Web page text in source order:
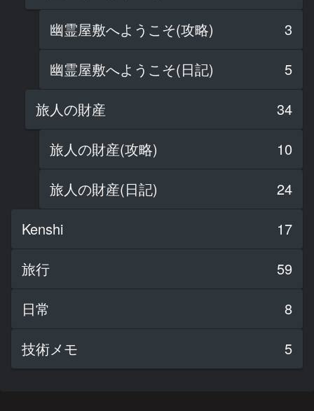
幽霊屋敷へようこそ(攻略)
3
幽霊屋敷へようこそ(日記)
5
旅人の財産
34
旅人の財産(攻略)
10
旅人の財産(日記)
24
Kenshi
17
旅行
59
日常
8
技術メモ
5